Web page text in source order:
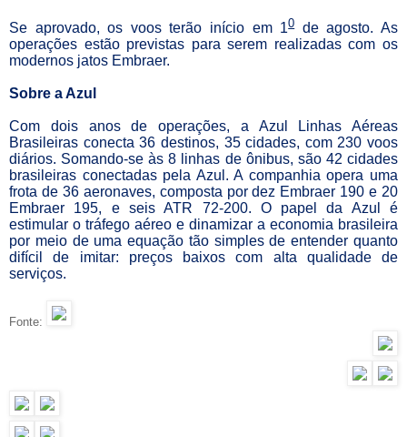
Se aprovado, os voos terão início em 10 de agosto. As
operações estão previstas para serem realizadas com os
modernos jatos Embraer.
Sobre a Azul
Com dois anos de operações, a Azul Linhas Aéreas
Brasileiras conecta 36 destinos, 35 cidades, com 230 voos
diários. Somando-se às 8 linhas de ônibus, são 42 cidades
brasileiras conectadas pela Azul. A companhia opera uma
frota de 36 aeronaves, composta por dez Embraer 190 e 20
Embraer 195, e seis ATR 72-200. O papel da Azul é
estimular o tráfego aéreo e dinamizar a economia brasileira
por meio de uma equação tão simples de entender quanto
difícil de imitar: preços baixos com alta qualidade de
serviços.
Fonte: